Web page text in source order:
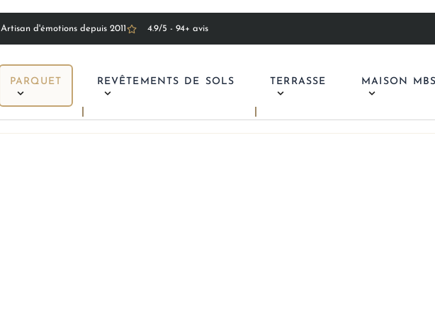
Artisan d'émotions depuis 2011 4.9/5 - 94+ avis
PARQUET REVÊTEMENTS DE SOLS TERRASSE MAISON